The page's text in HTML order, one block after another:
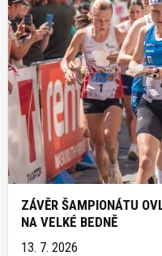
ZÁVĚR ŠAMPIONÁTU
NA VELKÉ BEDNĚ
13. 7. 2026